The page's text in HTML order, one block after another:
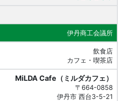
伊丹商工会議所
飲食店
カフェ・喫茶店
MiLDA Cafe（ミルダカフェ）
〒664-0858
伊丹市 西台3-5-21